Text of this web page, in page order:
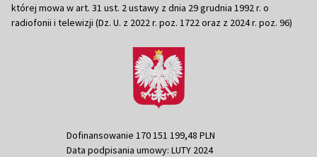
której mowa w art. 31 ust. 2 ustawy z dnia 29 grudnia 1992 r. o
radiofonii i telewizji (Dz. U. z 2022 r. poz. 1722 oraz z 2024 r. poz. 96)
Dofinansowanie 170 151 199,48 PLN
Data podpisania umowy: LUTY 2024